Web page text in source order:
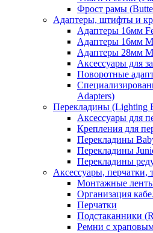
Фрост рамы
Адаптеры, штифты и
Адаптеры 16мм
Адаптеры 16мм
Адаптеры 28мм
Аксессуары для
Поворотные
Adapters)
Перекладины (Lighting
Аксессуары для
Крепления для
Перекладины
Перекладины
Перекладины
Аксессуары, перчатки,
Монтажные
Организация
Перчатки
Подстаканники
Ремни с